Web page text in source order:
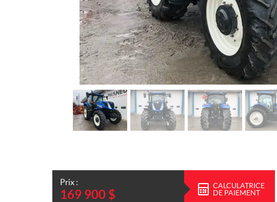
Prix :
169 900 $
CALCULATRICE
DE PAIEMENT